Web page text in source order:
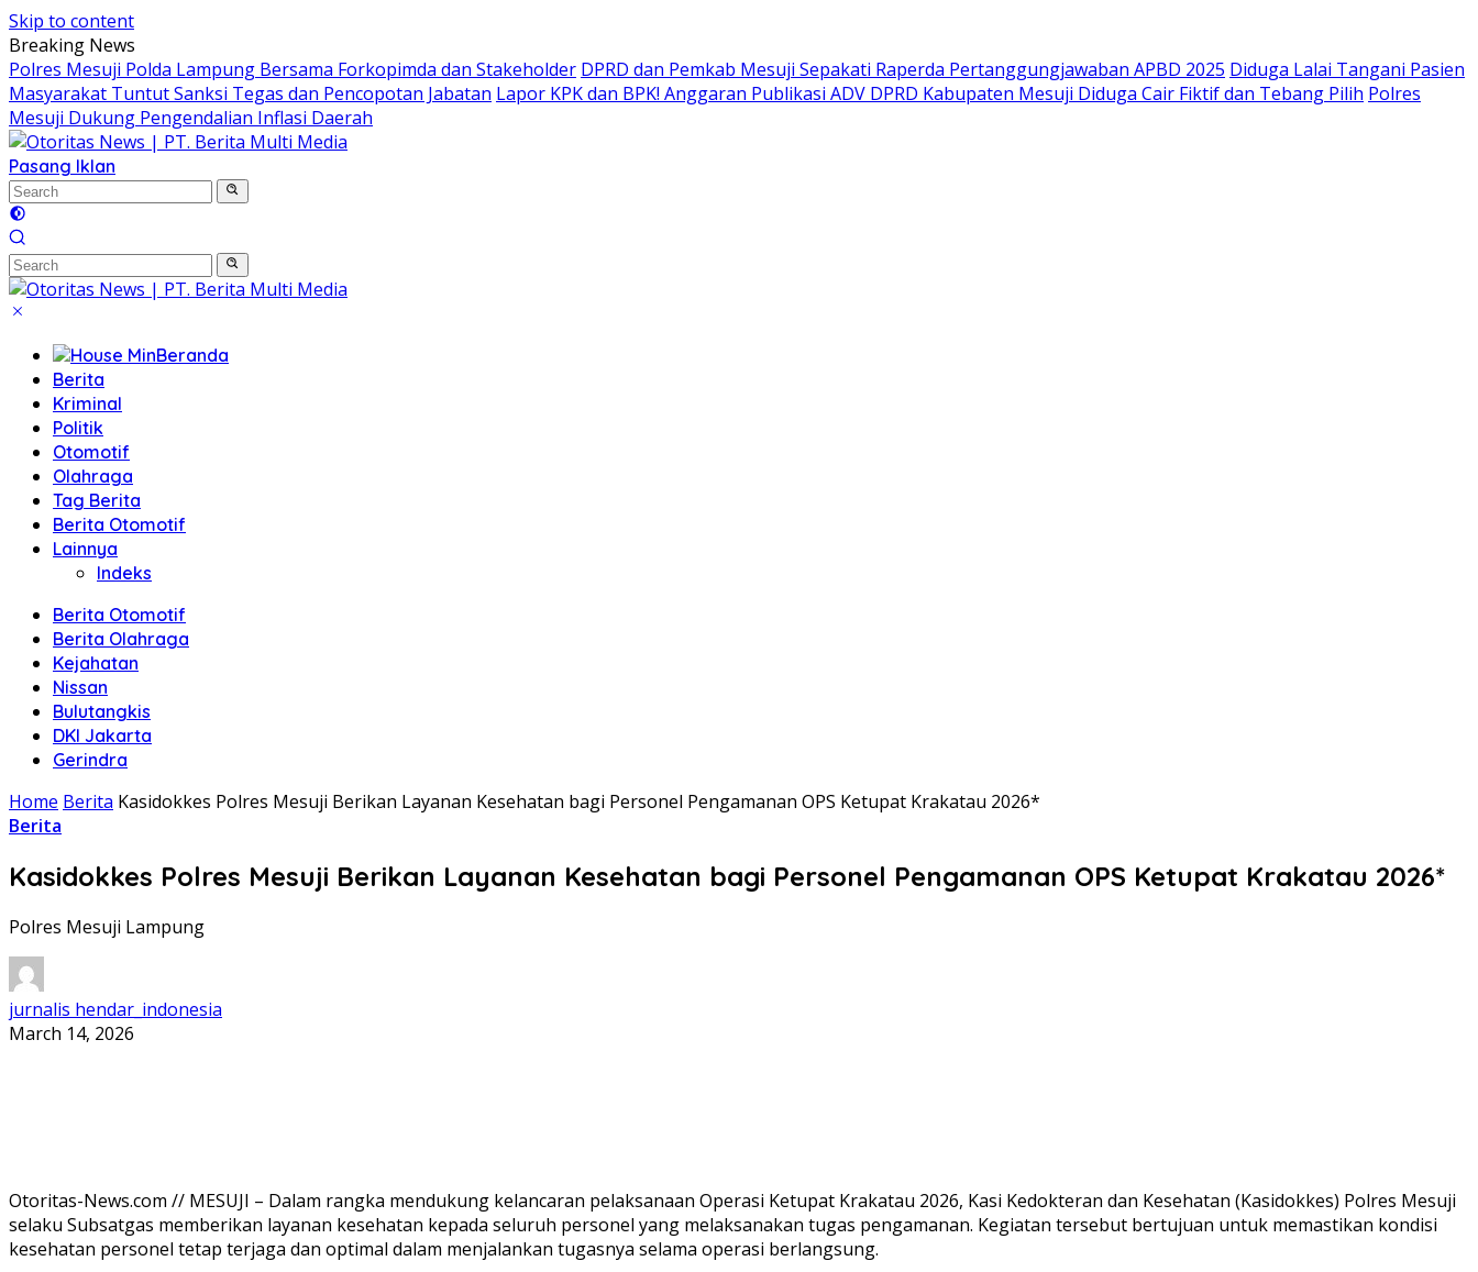
Skip to content
Breaking News
Polres Mesuji Polda Lampung Bersama Forkopimda dan Stakeholder DPRD dan Pemkab Mesuji Sepakati Raperda Pertanggungjawaban APBD 2025 Diduga Lalai Tangani Pasien
Masyarakat Tuntut Sanksi Tegas dan Pencopotan Jabatan Lapor KPK dan BPK! Anggaran Publikasi ADV DPRD Kabupaten Mesuji Diduga Cair Fiktif dan Tebang Pilih Polres
Mesuji Dukung Pengendalian Inflasi Daerah
Pasang Iklan
Beranda
Berita
Kriminal
Politik
Otomotif
Olahraga
Tag Berita
Berita Otomotif
Lainnya
Indeks
Berita Otomotif
Berita Olahraga
Kejahatan
Nissan
Bulutangkis
DKI Jakarta
Gerindra
Home Berita Kasidokkes Polres Mesuji Berikan Layanan Kesehatan bagi Personel Pengamanan OPS Ketupat Krakatau 2026*
Berita
Kasidokkes Polres Mesuji Berikan Layanan Kesehatan bagi Personel Pengamanan OPS Ketupat Krakatau 2026*
Polres Mesuji Lampung
jurnalis hendar_indonesia
March 14, 2026
Otoritas-News.com // MESUJI – Dalam rangka mendukung kelancaran pelaksanaan Operasi Ketupat Krakatau 2026, Kasi Kedokteran dan Kesehatan (Kasidokkes) Polres Mesuji
selaku Subsatgas memberikan layanan kesehatan kepada seluruh personel yang melaksanakan tugas pengamanan. Kegiatan tersebut bertujuan untuk memastikan kondisi
kesehatan personel tetap terjaga dan optimal dalam menjalankan tugasnya selama operasi berlangsung.